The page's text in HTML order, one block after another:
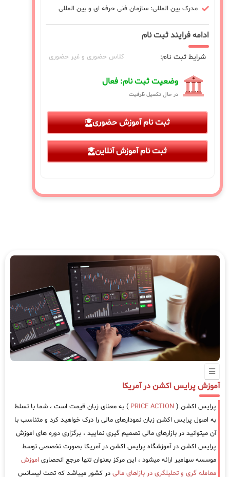
مدرک بین المللی: سازمان فنی حرفه ای و بین المللی
ادامه فرایند ثبت نام
شرایط ثبت نام: کلاس حضوری و غیر حضوری
وضعیت ثبت نام: فعال
در حال تکمیل ظرفیت
ثبت نام آموزش حضوری
ثبت نام آموزش آنلاین
آموزش پرایس اکشن در آمریکا
پرایس اکشن ( PRICE ACTION ) به معنای زبان قیمت است ، شما با تسلط
به اصول پرایس اکشن زبان نمودارهای مالی را درک خواهید کرد و متناسب با
آن میتوانید در بازارهای مالی تصمیم گیری نمایید ، برگزاری دوره های اموزش
پرایس اکشن در آموزشگاه پرایس اکشن در آمریکا بصورت تخصصی توسط
موسسه سهامیر ارائه میشود ، این مرکز بعنوان تنها مرجع انحصاری اموزش
معامله گری و تحلیلگری در بازاهای مالی در کشور میباشد که تحت لیسانس